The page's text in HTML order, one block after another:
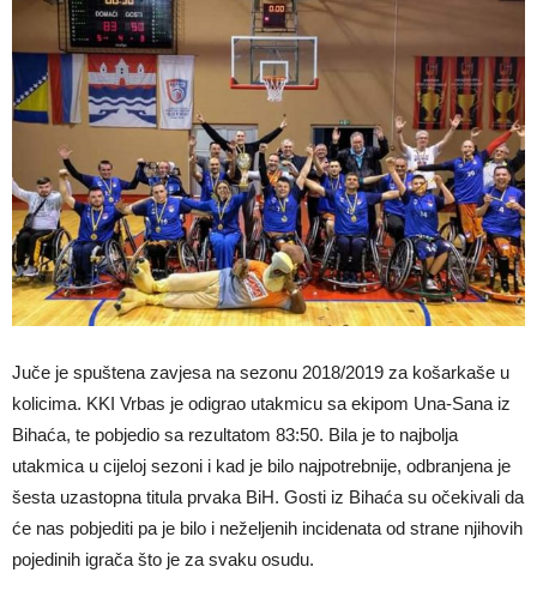
Juče je spuštena zavjesa na sezonu 2018/2019 za košarkaše u
kolicima. KKI Vrbas je odigrao utakmicu sa ekipom Una-Sana iz
Bihaća, te pobjedio sa rezultatom 83:50. Bila je to najbolja
utakmica u cijeloj sezoni i kad je bilo najpotrebnije, odbranjena je
šesta uzastopna titula prvaka BiH. Gosti iz Bihaća su očekivali da
će nas pobjediti pa je bilo i neželjenih incidenata od strane njihovih
pojedinih igrača što je za svaku osudu.